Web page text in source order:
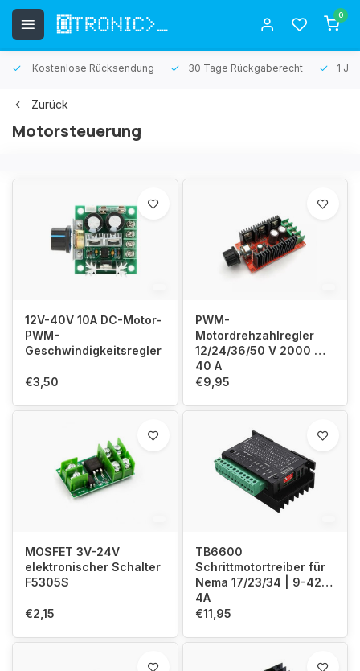
0
Kostenlose Rücksendung 30 Tage Rückgaberecht 1
Zurück
Motorsteuerung
12V-40V 10A DC-Motor-
PWM-
Geschwindigkeitsregler
€3,50
PWM-
Motordrehzahlregler
12/24/36/50 V 2000 W
40 A
€9,95
MOSFET 3V-24V
elektronischer Schalter
F5305S
€2,15
TB6600
Schrittmotortreiber für
Nema 17/23/34 | 9-42V
4A
€11,95